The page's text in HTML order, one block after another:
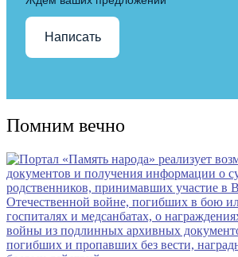
Написать
Помним вечно